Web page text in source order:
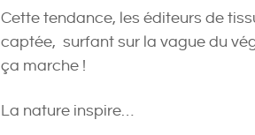
Cette tendance, les éditeurs de
captée, surfant sur la vague du
ça marche !
La nature inspire…